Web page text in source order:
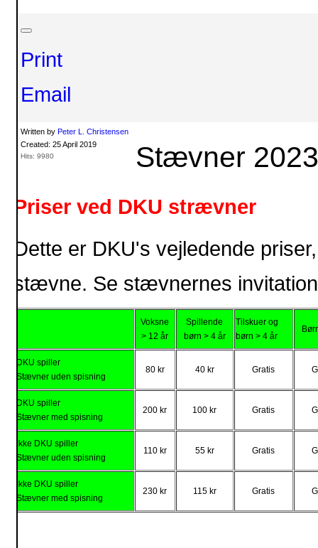
Print
Email
Written by Peter L. Christensen
Created: 25 April 2019
Hits: 9980 Stævner 2023
Priser ved DKU strævner
Dette er DKU's vejledende
stævne. Se stævnernes
Voksne
> 12 år
Spillende
børn > 4 år
Tilskuer og
børn > 4 år
DKU spiller
Stævner uden spisning
80 kr 40 kr Gratis
DKU spiller
Stævner med spisning
200 kr 100 kr Gratis
Ikke DKU spiller
Stævner uden spisning
110 kr 55 kr Gratis
Ikke DKU spiller
Stævner med spisning
230 kr 115 kr Gratis